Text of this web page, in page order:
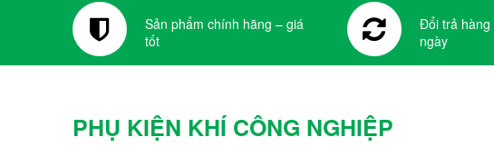
Sản phẩm chính hãng – giá
tốt
Đổi trả
ngày
PHỤ KIỆN KHÍ CÔNG NGHIỆP